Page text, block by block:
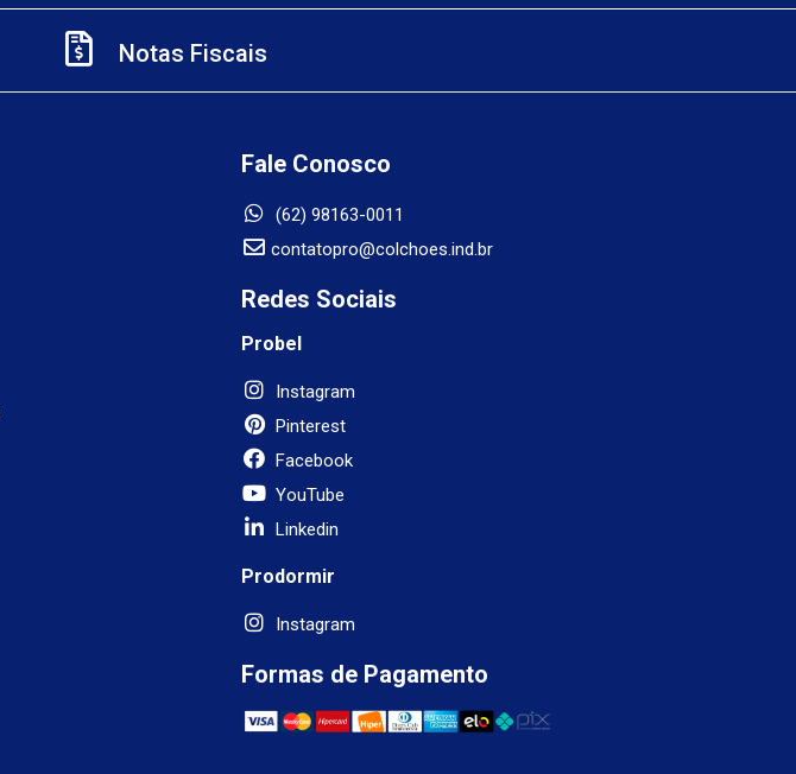
Notas Fiscais
Fale Conosco
(62) 98163-0011
contatopro@colchoes.ind.br
Redes Sociais
Probel
Instagram
Pinterest
Facebook
YouTube
Linkedin
Prodormir
Instagram
Formas de Pagamento